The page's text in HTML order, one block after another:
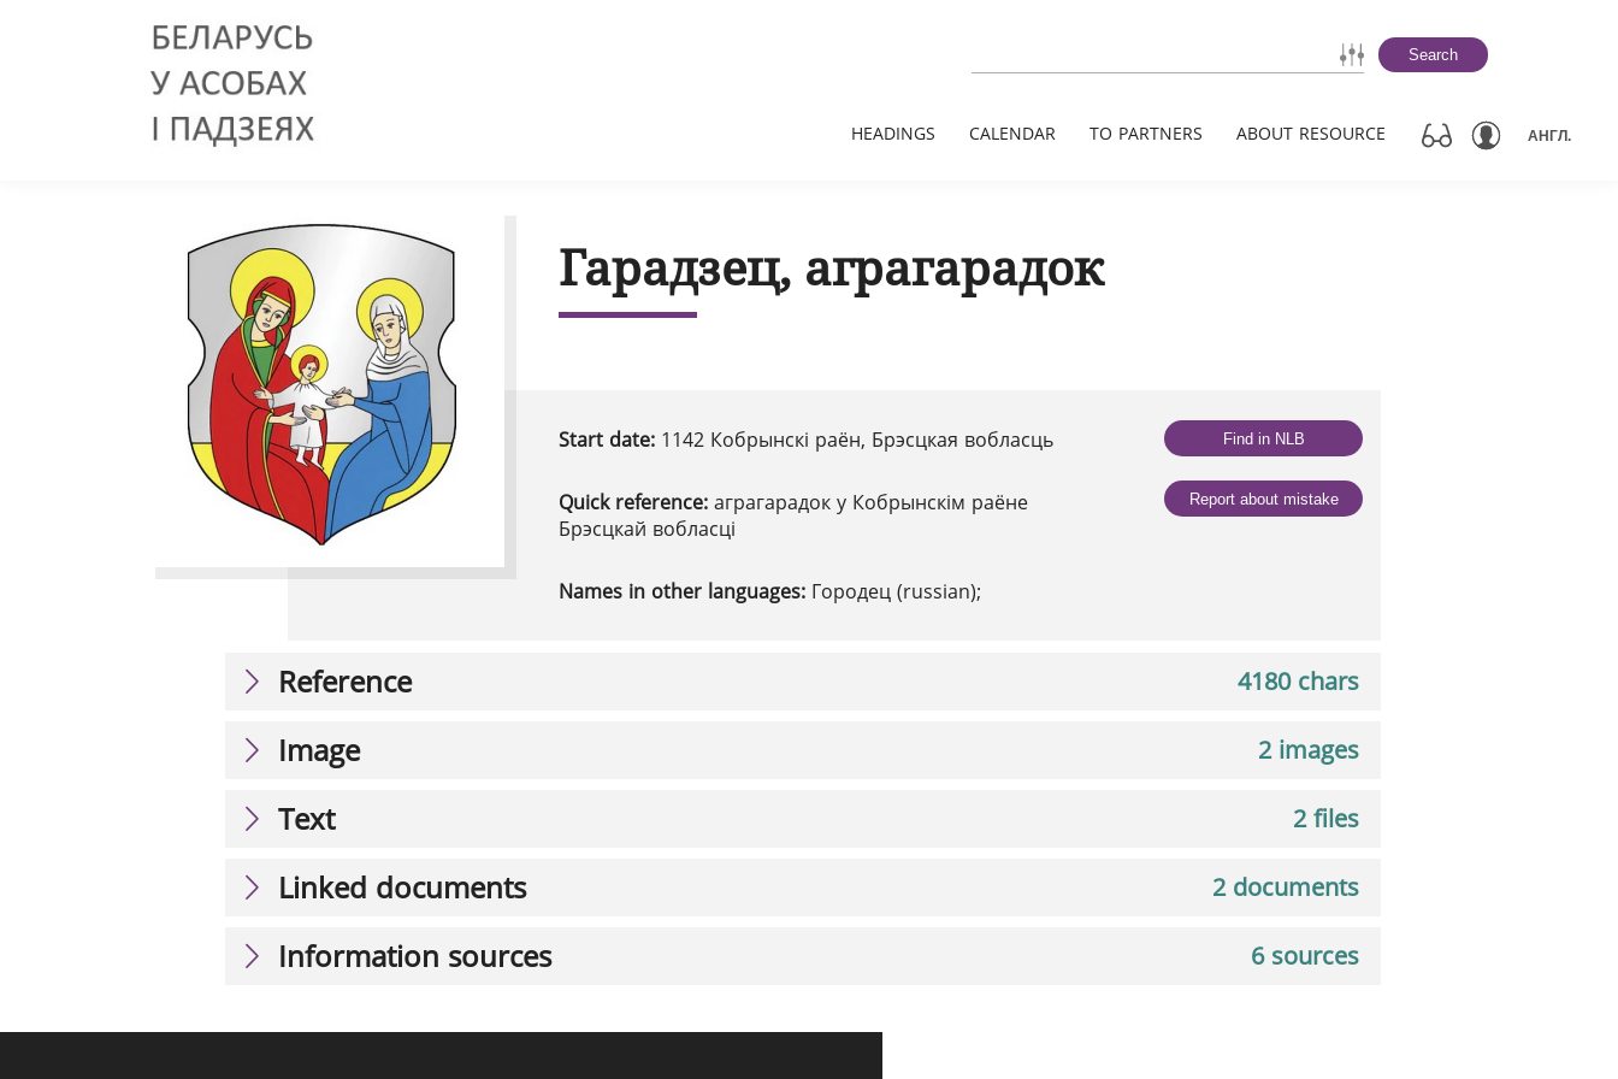
Search
HEADINGS CALENDAR TO PARTNERS ABOUT RESOURCE АНГЛ.
Гарадзец, аграгарадок
Start date: 1142 Кобрынскі раён, Брэсцкая вобласць
Quick reference: аграгарадок у Кобрынскім раёне
Брэсцкай вобласці
Names in other languages: Городец (russian);
Find in NLB
Report about mistake
4180 chars
Reference
2 images
Image
2 files
Text
2 documents
Linked documents
6 sources
Information sources